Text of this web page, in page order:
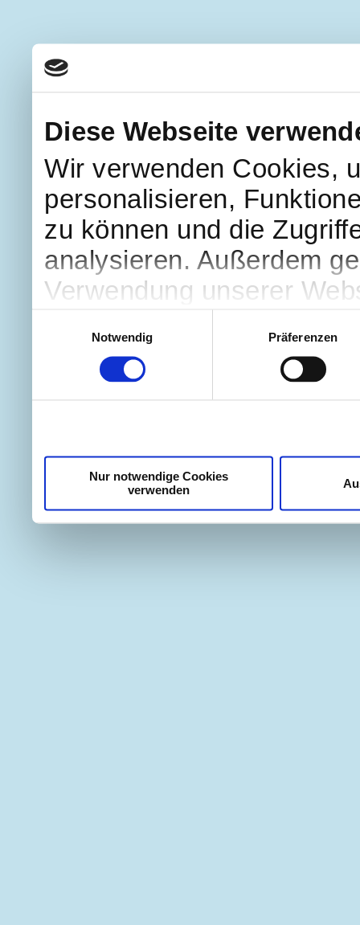
Diese Webseite
Wir verwenden Cookies,
personalisieren,
zu können und die
analysieren. Außerdem
Verwendung unserer
Partner führen diese
weiteren Daten
Notwendig
Präferenzen
Nur notwendige Cookies
verwenden